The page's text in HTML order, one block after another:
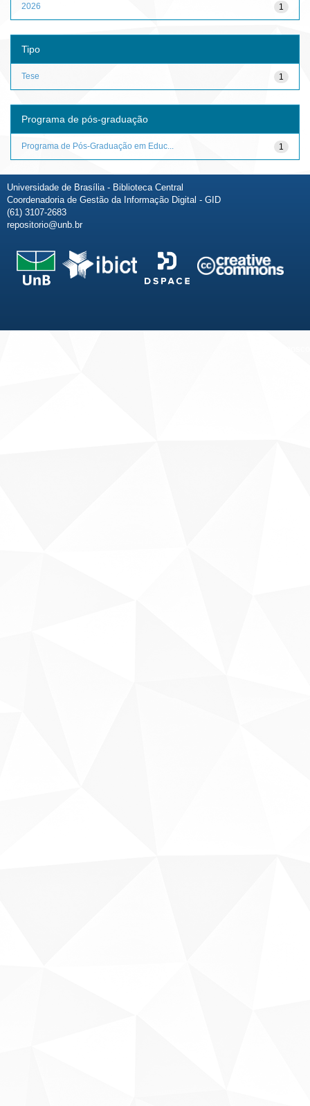
1
2026
Tipo
1
Tese
Programa de pós-graduação
1
Programa de Pós-Graduação em Educ...
Universidade de Brasília - Biblioteca Central
Coordenadoria de Gestão da Informação Digital - GID
(61) 3107-2683
repositorio@unb.br